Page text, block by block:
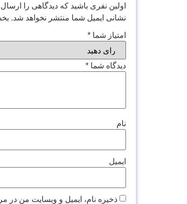
اولین نفری باشید که دیدگاهی را ارسال
نشانی ایمیل شما منتشر نخواهد شد.
امتیاز شما *
دیدگاه شما *
نام
ایمیل
ذخیره نام، ایمیل و وبسایت من در